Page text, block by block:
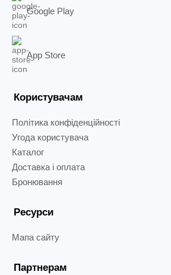
Google Play
App Store
Користувачам
Політика конфіденційності
Угода користувача
Каталог
Доставка і оплата
Бронювання
Ресурси
Мапа сайту
Партнерам